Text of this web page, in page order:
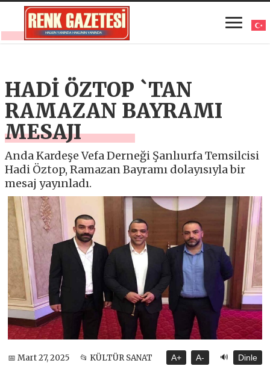
HADİ ÖZTOP `TAN
RAMAZAN BAYRAMI
MESAJI
Anda Kardeşe Vefa Derneği Şanlıurfa Temsilcisi
Hadi Öztop, Ramazan Bayramı dolayısıyla bir
mesaj yayınladı.
📅 Mart 27, 2025 📂 KÜLTÜR SANAT A+ A- 🔊 Dinle